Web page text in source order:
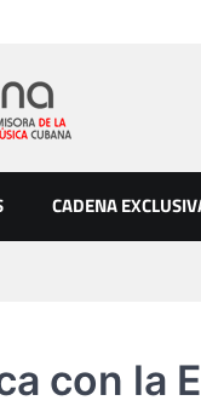
CADENA
con la